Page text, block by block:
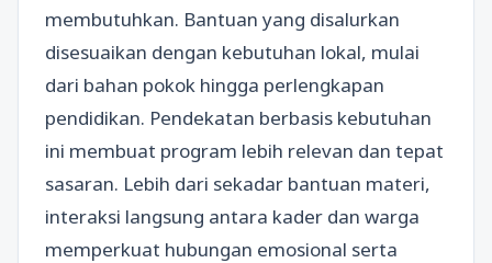
membutuhkan. Bantuan yang disalurkan
disesuaikan dengan kebutuhan lokal, mulai
dari bahan pokok hingga perlengkapan
pendidikan. Pendekatan berbasis kebutuhan
ini membuat program lebih relevan dan tepat
sasaran. Lebih dari sekadar bantuan materi,
interaksi langsung antara kader dan warga
memperkuat hubungan emosional serta